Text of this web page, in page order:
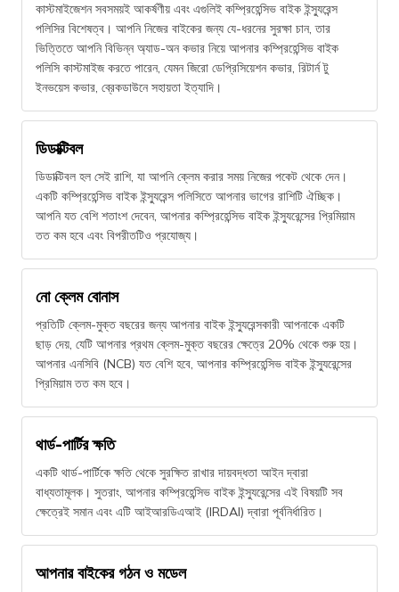
কাস্টমাইজেশন সবসময়ই আকর্ষণীয় এবং এগুলিই কম্প্রিহেন্সিভ বাইক ইন্স্যুরেন্স
পলিসির বিশেষত্ব। আপনি নিজের বাইকের জন্য যে-ধরনের সুরক্ষা চান, তার
ভিত্তিতে আপনি বিভিন্ন অ্যাড-অন কভার নিয়ে আপনার কম্প্রিহেন্সিভ বাইক
পলিসি কাস্টমাইজ করতে পারেন, যেমন জিরো ডেপ্রিসিয়েশন কভার, রিটার্ন টু
ইনভয়েস কভার, ব্রেকডাউনে সহায়তা ইত্যাদি।
ডিডাক্টিবল
ডিডাক্টিবল হল সেই রাশি, যা আপনি ক্লেম করার সময় নিজের পকেট থেকে দেন।
একটি কম্প্রিহেন্সিভ বাইক ইন্স্যুরেন্স পলিসিতে আপনার ভাগের রাশিটি ঐচ্ছিক।
আপনি যত বেশি শতাংশ দেবেন, আপনার কম্প্রিহেন্সিভ বাইক ইন্স্যুরেন্সের প্রিমিয়াম
তত কম হবে এবং বিপরীতটিও প্রযোজ্য।
নো ক্লেম বোনাস
প্রতিটি ক্লেম-মুক্ত বছরের জন্য আপনার বাইক ইন্স্যুরেন্সকারী আপনাকে একটি
ছাড় দেয়, যেটি আপনার প্রথম ক্লেম-মুক্ত বছরের ক্ষেত্রে 20% থেকে শুরু হয়।
আপনার এনসিবি (NCB) যত বেশি হবে, আপনার কম্প্রিহেন্সিভ বাইক ইন্স্যুরেন্সের
প্রিমিয়াম তত কম হবে।
থার্ড-পার্টির ক্ষতি
একটি থার্ড-পার্টিকে ক্ষতি থেকে সুরক্ষিত রাখার দায়বদ্ধতা আইন দ্বারা
বাধ্যতামূলক। সুতরাং, আপনার কম্প্রিহেন্সিভ বাইক ইন্স্যুরেন্সের এই বিষয়টি সব
ক্ষেত্রেই সমান এবং এটি আইআরডিএআই (IRDAI) দ্বারা পূর্বনির্ধারিত।
আপনার বাইকের গঠন ও মডেল